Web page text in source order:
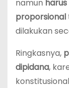
namun
proporsional
dilakukan
Ringkasnya,
dipidana,